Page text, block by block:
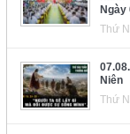
Ngày
Thứ
Niên
Thứ